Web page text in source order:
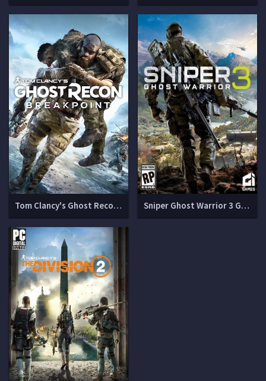
Tom Clancy's Ghost Recon Breakpoint Sniper Ghost Warrior 3 Gold Edition